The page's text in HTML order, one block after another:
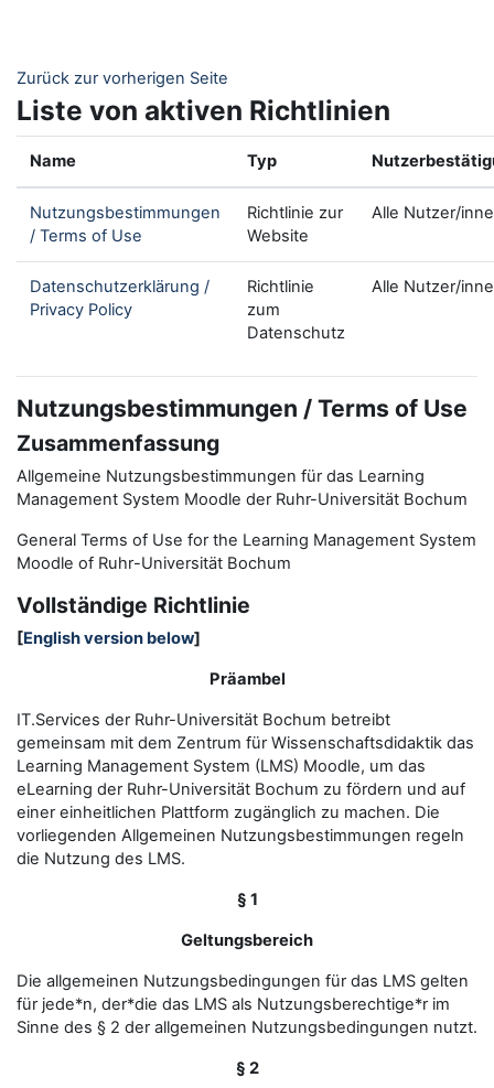
Zurück zur vorherigen Seite
Liste von aktiven Richtlinien
Name Typ
Nutzungsbestimmungen
/ Terms of Use
Richtlinie zur
Website
Alle Nutzer/
Datenschutzerklärung /
Privacy Policy
Richtlinie
zum
Datenschutz
Alle Nutzer/
Nutzungsbestimmungen / Terms of Use
Zusammenfassung
Allgemeine Nutzungsbestimmungen für das Learning
Management System Moodle der Ruhr-Universität Bochum
General Terms of Use for the Learning Management System
Moodle of Ruhr-Universität Bochum
Vollständige Richtlinie
[English version below]
Präambel
IT.Services der Ruhr-Universität Bochum betreibt
gemeinsam mit dem Zentrum für Wissenschaftsdidaktik das
Learning Management System (LMS) Moodle, um das
eLearning der Ruhr-Universität Bochum zu fördern und auf
einer einheitlichen Plattform zugänglich zu machen. Die
vorliegenden Allgemeinen Nutzungsbestimmungen regeln
die Nutzung des LMS.
§ 1
Geltungsbereich
Die allgemeinen Nutzungsbedingungen für das LMS gelten
für jede*n, der*die das LMS als Nutzungsberechtige*r im
Sinne des § 2 der allgemeinen Nutzungsbedingungen nutzt.
§ 2